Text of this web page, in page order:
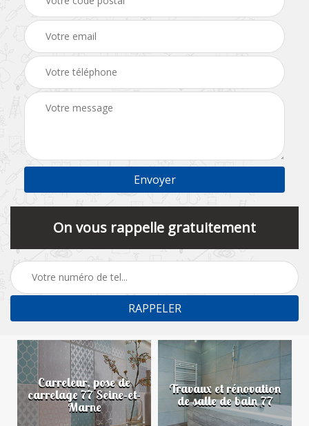
On vous rappelle gratuitement
Carreleur, pose de
carrelage 77 Seine-et-
Marne
Travaux et rénovation
de salle de bain 77